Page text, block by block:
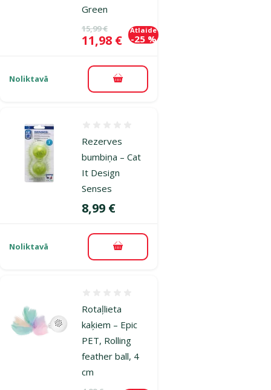
Green
Oriģinālā cena
15,99 €
Cena
11,98 €
Atlaide
-25 %
Noliktavā Pievienot grozam
Rezerves
bumbiņa – Cat
It Design
Senses
Cena
8,99 €
Noliktavā Pievienot grozam
Rotaļlieta
kaķiem – Epic
PET, Rolling
feather ball, 4
cm